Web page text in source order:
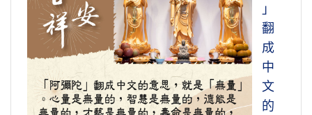
」
翻
成
中
文
的